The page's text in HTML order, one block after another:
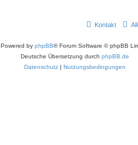
Kontakt
Powered by phpBB® Forum Software © phpBB
Deutsche Übersetzung durch phpBB.de
Datenschutz | Nutzungsbedingungen